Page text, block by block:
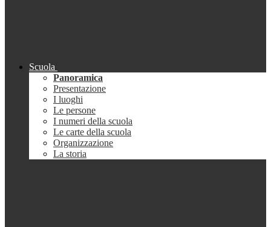
Scuola
Panoramica
Presentazione
I luoghi
Le persone
I numeri della scuola
Le carte della scuola
Organizzazione
La storia